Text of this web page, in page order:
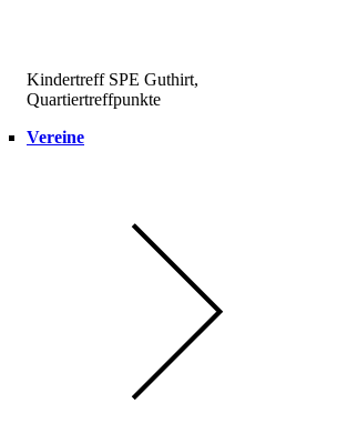
Kindertreff SPE Guthirt,
Quartiertreffpunkte
Vereine